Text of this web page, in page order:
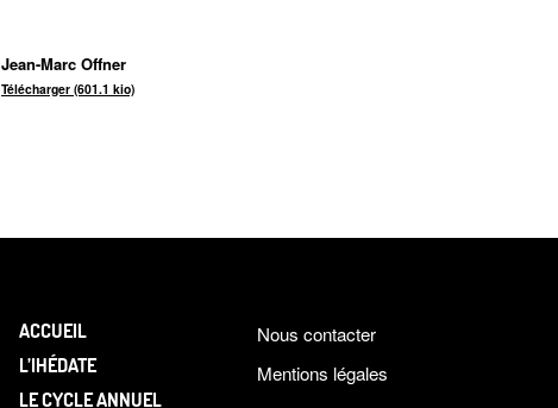
Jean-Marc Offner
Télécharger (601.1 kio)
ACCUEIL
L’IHÉDATE
LE CYCLE ANNUEL
Nous contacter
Mentions légales